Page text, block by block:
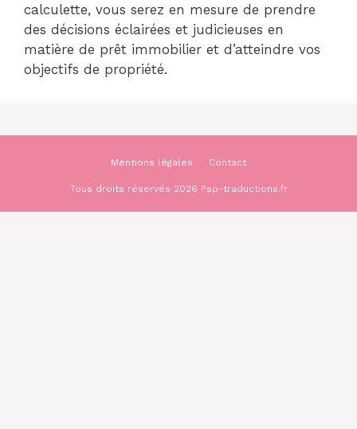
calculette, vous serez en mesure de prendre
des décisions éclairées et judicieuses en
matière de prêt immobilier et d’atteindre vos
objectifs de propriété.
Mentions légales Contact
Tous droits réservés 2026 Psp-traductions.fr